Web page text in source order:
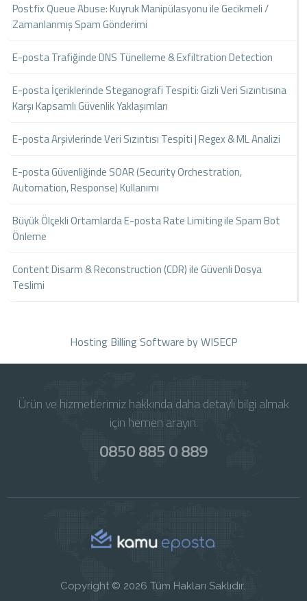
Postfix Queue Abuse: Kuyruk Manipülasyonu ile Gecikmeli /
Zamanlanmış Spam Gönderimi
E-posta Trafiğinde DNS Tünelleme & Exfiltration Detection
E-posta İçeriklerinde Steganografi Tespiti: Gizli Veri Sızıntısına
Karşı Kapsamlı Güvenlik Yaklaşımları
E-posta Arşivlerinde Veri Sızıntısı Tespiti | Regex & ML Analizi
E-posta Güvenliğinde SOAR (Security Orchestration,
Automation, Response) Kullanımı
Büyük Ölçekli Ortamlarda E-posta Rate Limiting ile Spam Bot
Önleme
Content Disarm & Reconstruction (CDR) ile Güvenli Dosya
Teslimi
Hosting Billing Software by WISECP
Ürün ve hizmetlerimiz hakkında daha detaylı bilgi almak
için hemen arayın.
0850 885 0 889
Copyright © 2026 Tüm Hakları Saklıdır.